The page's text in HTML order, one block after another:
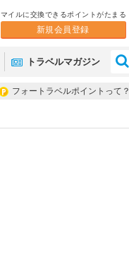
マイルに交換できるポイントがたまる
新規会員登録
トラベルマガジン
フォートラベルポイントって？